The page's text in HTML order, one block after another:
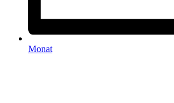
Monat